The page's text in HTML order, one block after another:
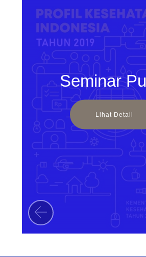
Seminar
Lihat Detail
Previous